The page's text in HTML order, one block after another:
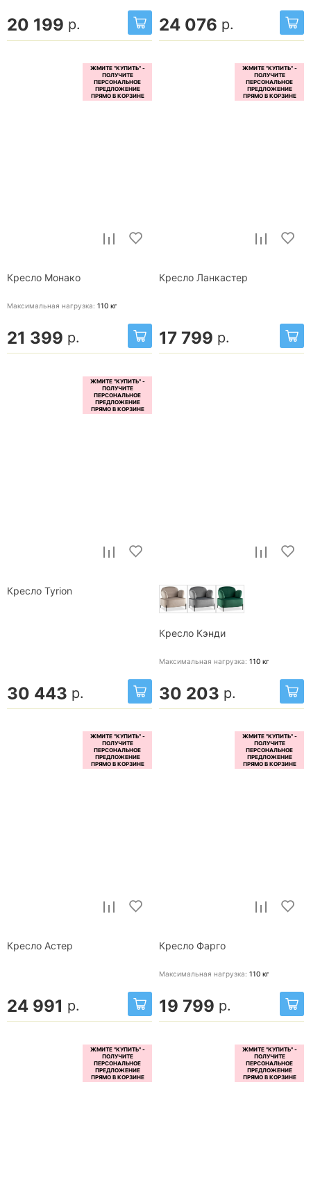
20 199 р. 24 076 р.
Кресло Монако
Максимальная нагрузка: 110 кг
21 399 р.
Кресло Ланкастер
17 799 р.
Кресло Tyrion
30 443 р.
Кресло Кэнди
Максимальная нагрузка: 110 кг
30 203 р.
Кресло Астер
24 991 р.
Кресло Фарго
Максимальная нагрузка: 110 кг
19 799 р.